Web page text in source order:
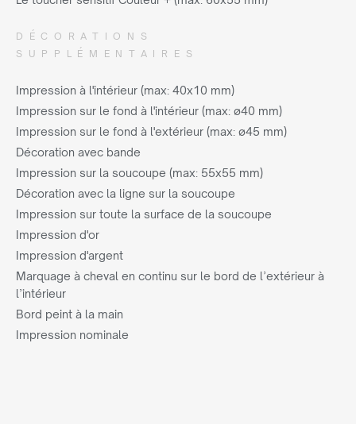
DÉCORATIONS
SUPPLÉMENTAIRES
Impression à l'intérieur (max: 40x10 mm)
Impression sur le fond à l'intérieur (max: ø40 mm)
Impression sur le fond à l'extérieur (max: ø45 mm)
Décoration avec bande
Impression sur la soucoupe (max: 55x55 mm)
Décoration avec la ligne sur la soucoupe
Impression sur toute la surface de la soucoupe
Impression d'or
Impression d'argent
Marquage à cheval en continu sur le bord de l’extérieur à
l’intérieur
Bord peint à la main
Impression nominale